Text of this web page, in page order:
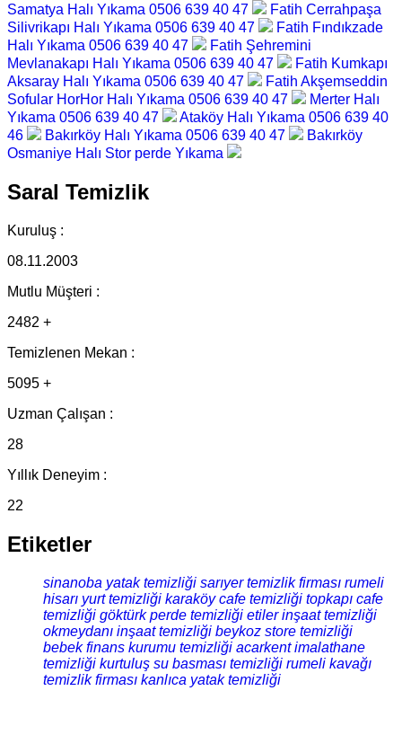
Samatya Halı Yıkama 0506 639 40 47
Fatih Cerrahpaşa
Silivrikapı Halı Yıkama 0506 639 40 47
Fatih Fındıkzade
Halı Yıkama 0506 639 40 47
Fatih Şehremini
Mevlanakapı Halı Yıkama 0506 639 40 47
Fatih Kumkapı
Aksaray Halı Yıkama 0506 639 40 47
Fatih Akşemseddin
Sofular HorHor Halı Yıkama 0506 639 40 47
Merter Halı
Yıkama 0506 639 40 47
Ataköy Halı Yıkama 0506 639 40
46
Bakırköy Halı Yıkama 0506 639 40 47
Bakırköy
Osmaniye Halı Stor perde Yıkama
Saral Temizlik
Kuruluş :
08.11.2003
Mutlu Müşteri :
2482 +
Temizlenen Mekan :
5095 +
Uzman Çalışan :
28
Yıllık Deneyim :
22
Etiketler
sinanoba yatak temizliği sarıyer temizlik firması rumeli
hisarı yurt temizliği karaköy cafe temizliği topkapı cafe
temizliği göktürk perde temizliği etiler inşaat temizliği
okmeydanı inşaat temizliği beykoz store temizliği
bebek finans kurumu temizliği acarkent imalathane
temizliği kurtuluş su basması temizliği rumeli kavağı
temizlik firması kanlıca yatak temizliği